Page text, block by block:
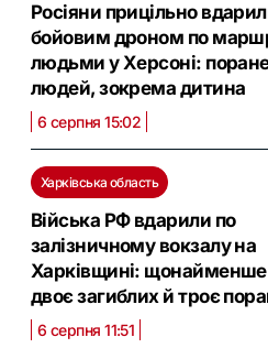
Росіяни прицільно
бойовим дроном по
людьми у Херсоні:
людей, зокрема дитина
6 серпня 15:02
Харківська область
Війська РФ вдарили по
залізничному вокзалу на
Харківщині:
двоє загиблих й троє
6 серпня 11:51